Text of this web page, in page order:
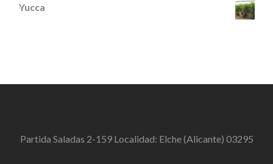
Yucca
Partida Saladas 2-159 Localidad: Elche (Alicante) 03295